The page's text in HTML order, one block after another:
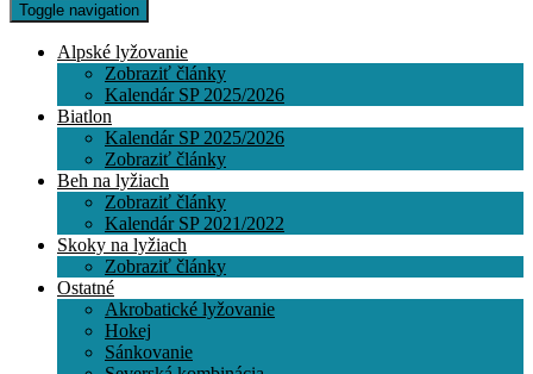
Toggle navigation
Alpské lyžovanie
Zobraziť články
Kalendár SP 2025/2026
Biatlon
Kalendár SP 2025/2026
Zobraziť články
Beh na lyžiach
Zobraziť články
Kalendár SP 2021/2022
Skoky na lyžiach
Zobraziť články
Ostatné
Akrobatické lyžovanie
Hokej
Sánkovanie